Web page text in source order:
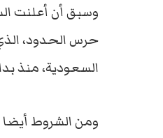
وسبق أن أعلنت
حرس الحدود،
السعودية، منذ